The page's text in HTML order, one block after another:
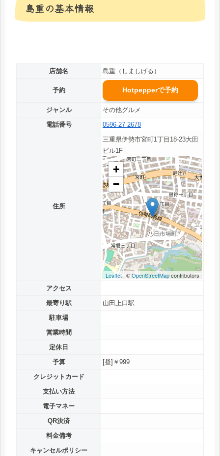
島重の基本情報
店舗名 島重（しましげる）
予約 Hotpepperで予約
ジャンル
その他グルメ
電話番号
0596-27-2678
住所
三重県伊勢市宮町1丁目18-23大田
ビル1F
+
−
Leaflet | ©OpenStreetMapcontributors
アクセス
最寄り駅
山田上口駅
駐車場
営業時間
定休日
予算
[昼]￥999
クレジットカード
支払い方法
電子マネー
QR決済
料金備考
キャンセルポリシー